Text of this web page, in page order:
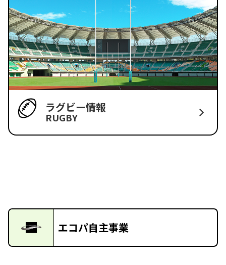
ラグビー情報
RUGBY
エコパ自主事業